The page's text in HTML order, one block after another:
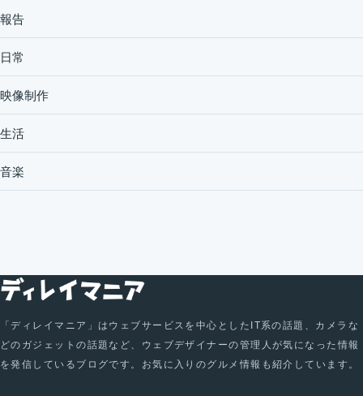
報告
日常
映像制作
生活
音楽
「ディレイマニア」はウェブサービスを中心としたIT系の話題、カメラな
どのガジェットの話題など、ウェブデザイナーの管理人が気になった情報
を発信しているブログです。お気に入りのグルメ情報も紹介しています。